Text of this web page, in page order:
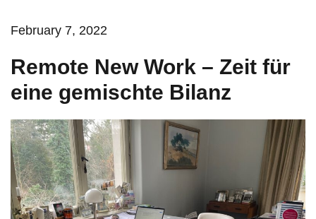
February 7, 2022
Remote New Work – Zeit für
eine gemischte Bilanz